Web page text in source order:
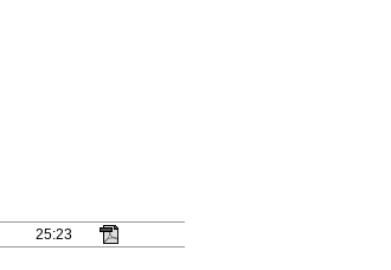
25:23